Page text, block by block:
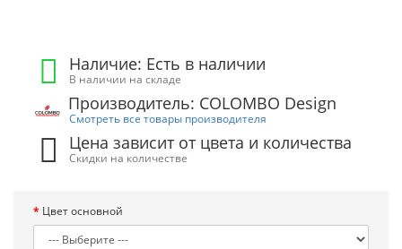
Наличие: Есть в наличии
В наличии на складе
Производитель: COLOMBO Design
Смотреть все товары производителя
Цена зависит от цвета и количества
Скидки на количестве
Цвет основной